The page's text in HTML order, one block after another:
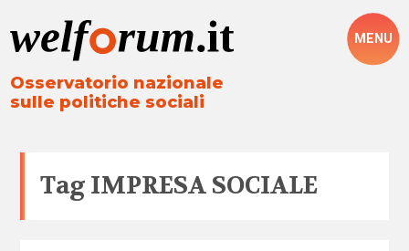
Osservatorio nazionale
sulle politiche sociali
MENU
Tag IMPRESA SOCIALE